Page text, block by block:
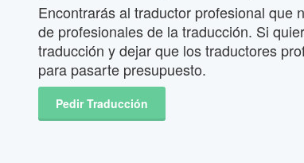
Encontrarás al traductor profesional que
de profesionales de la traducción. Si
traducción y dejar que los traductores
para pasarte presupuesto.
Pedir Traducción